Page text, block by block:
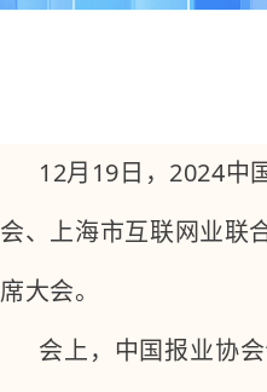
12月19日，2024中
会、上海市互联网业联
席大会。
会上，中国报业协